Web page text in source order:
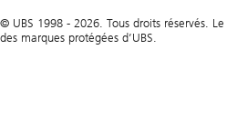
© UBS 1998 - 2026. Tous droits réservés.
des marques protégées d’UBS.